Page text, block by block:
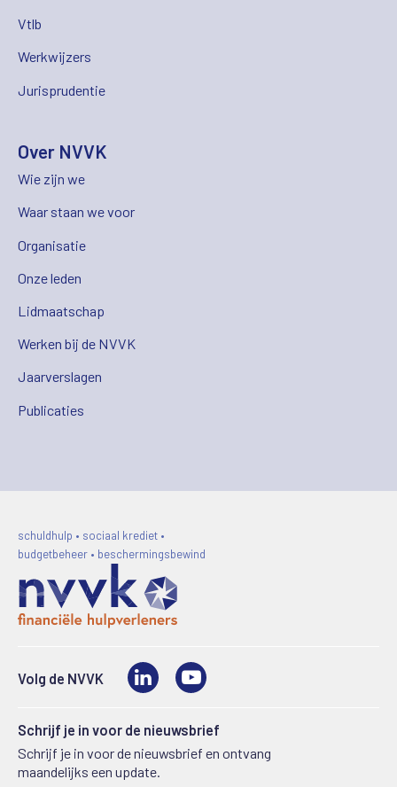
Vtlb
Werkwijzers
Jurisprudentie
Over NVVK
Wie zijn we
Waar staan we voor
Organisatie
Onze leden
Lidmaatschap
Werken bij de NVVK
Jaarverslagen
Publicaties
schuldhulp • sociaal krediet •
budgetbeheer • beschermingsbewind
Volg de NVVK LinkedIn
Schrijf je in voor de nieuwsbrief
Schrijf je in voor de nieuwsbrief en ontvang
maandelijks een update.